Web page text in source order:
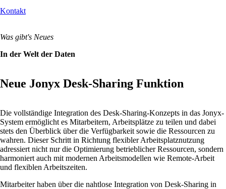
Kontakt
Was gibt's Neues
In der Welt der Daten
Neue Jonyx Desk-Sharing Funktion
Die vollständige Integration des Desk-Sharing-Konzepts in das Jonyx-
System ermöglicht es Mitarbeitern, Arbeitsplätze zu teilen und dabei
stets den Überblick über die Verfügbarkeit sowie die Ressourcen zu
wahren. Dieser Schritt in Richtung flexibler Arbeitsplatznutzung
adressiert nicht nur die Optimierung betrieblicher Ressourcen, sondern
harmoniert auch mit modernen Arbeitsmodellen wie Remote-Arbeit
und flexiblen Arbeitszeiten.
Mitarbeiter haben über die nahtlose Integration von Desk-Sharing in